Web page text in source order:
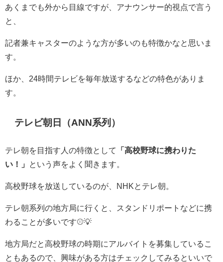
あくまでも外から目線ですが、アナウンサー的視点で言う
と、
記者兼キャスターのような方が多いのも特徴かなと思いま
す。
ほか、24時間テレビを毎年放送するなどの特色がありま
す。
テレビ朝日（ANN系列）
テレ朝を目指す人の特徴として
「高校野球に携わりた
い！」
という声をよく聞きます。
高校野球を放送しているのが、NHKとテレ朝。
テレ朝系列の地方局に行くと、スタンドリポートなどに携
わることが多いです⚾💡
地方局だと高校野球の時期にアルバイトを募集しているこ
ともあるので、興味がある方はチェックしてみるといいで